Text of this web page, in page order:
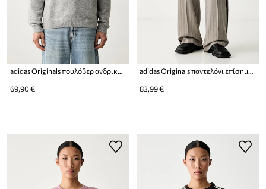
adidas Originals πουλόβερ ανδρικό με μαλλί Trefoil Essentials
69,90 €
adidas Originals παντελόνι επίσημο γυναικείο
83,99 €